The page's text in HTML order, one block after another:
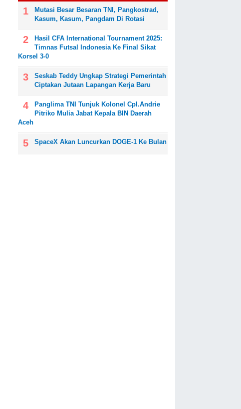
Mutasi Besar Besaran TNI, Pangkostrad,
Kasum, Kasum, Pangdam Di Rotasi
Hasil CFA International Tournament 2025:
Timnas Futsal Indonesia Ke Final Sikat
Korsel 3-0
Seskab Teddy Ungkap Strategi Pemerintah
Ciptakan Jutaan Lapangan Kerja Baru
Panglima TNI Tunjuk Kolonel Cpl.Andrie
Pitriko Mulia Jabat Kepala BIN Daerah
Aceh
SpaceX Akan Luncurkan DOGE-1 Ke Bulan